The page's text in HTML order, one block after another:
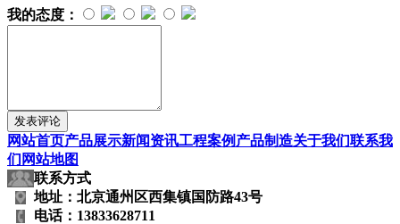
我的态度：
网站首页产品展示新闻资讯工程案例 产品制造关于我们联系我
们 网站地图
联系方式
地址：北京通州区西集镇国防路43号
电话：13833628711